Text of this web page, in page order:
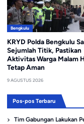
Bengkulu
KRYD Polda Bengkulu
Sejumlah Titik, Pastikan
Aktivitas Warga Malam
Tetap Aman
9 AGUSTUS 2026
Pos-pos Terbaru
Tim Gabungan Lakukan